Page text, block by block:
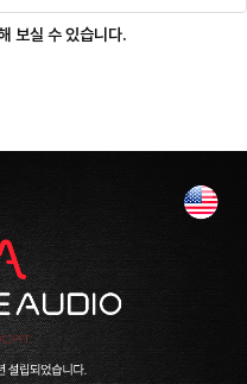
보실 수 있습니다.